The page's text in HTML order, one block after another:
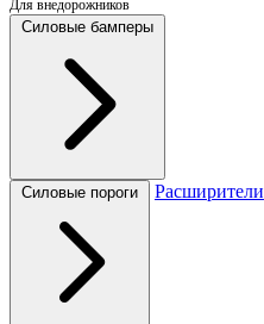
Для внедорожников
Силовые бамперы
Силовые пороги Расширители